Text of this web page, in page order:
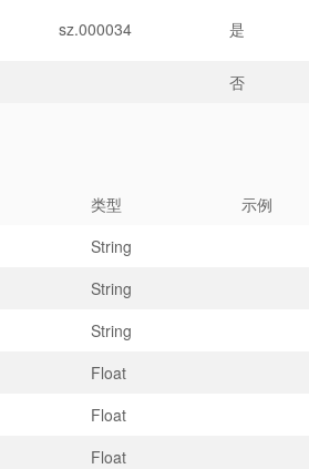
sz.000034 是
否
类型 示例
String
String
String
Float
Float
Float